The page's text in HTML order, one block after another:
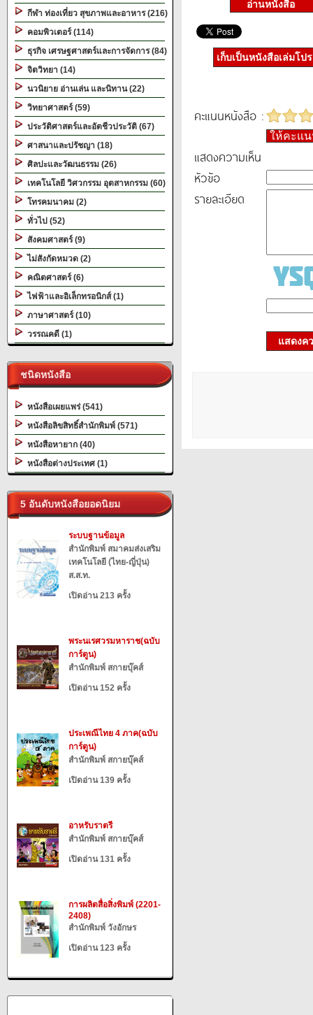
กีฬา ท่องเที่ยว สุขภาพและอาหาร (216)
คอมพิวเตอร์ (114)
ธุรกิจ เศรษฐศาสตร์และการจัดการ (84)
จิตวิทยา (14)
นวนิยาย อ่านเล่น และนิทาน (22)
วิทยาศาสตร์ (59)
ประวัติศาสตร์และอัตชีวประวัติ (67)
ศาสนาและปรัชญา (18)
ศิลปะและวัฒนธรรม (26)
เทคโนโลยี วิศวกรรม อุตสาหกรรม (60)
โทรคมนาคม (2)
ทั่วไป (52)
สังคมศาสตร์ (9)
ไม่สังกัดหมวด (2)
คณิตศาสตร์ (6)
ไฟฟ้าและอิเล็กทรอนิกส์ (1)
ภาษาศาสตร์ (10)
วรรณคดี (1)
ชนิดหนังสือ
หนังสือเผยแพร่ (541)
หนังสือลิขสิทธิ์สำนักพิมพ์ (571)
หนังสือหายาก (40)
หนังสือต่างประเทศ (1)
5 อันดับหนังสือยอดนิยม
ระบบฐานข้อมูล
สำนักพิมพ์ สมาคมส่งเสริม
เทคโนโลยี (ไทย-ญี่ปุ่น)
ส.ส.ท.
เปิดอ่าน 213 ครั้ง
พระนเรศวรมหาราช(ฉบับ
การ์ตูน)
สำนักพิมพ์ สกายบุ๊คส์
เปิดอ่าน 152 ครั้ง
ประเพณีไทย 4 ภาค(ฉบับ
การ์ตูน)
สำนักพิมพ์ สกายบุ๊คส์
เปิดอ่าน 139 ครั้ง
อาหรับราตรี
สำนักพิมพ์ สกายบุ๊คส์
เปิดอ่าน 131 ครั้ง
การผลิตสื่อสิ่งพิมพ์ (2201-
2408)
สำนักพิมพ์ วังอักษร
เปิดอ่าน 123 ครั้ง
เก็บเป็นหนังสือเล่มโป
คะแนนหนังสือ :
ให้คะแ
แสดงความเห็น
หัวข้อ
รายละเอียด
แสดงค